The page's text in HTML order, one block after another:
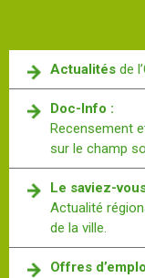
Actualités de
Doc-Info :
Recensement
sur le champ
Le saviez-
Actualité
de la ville.
Offres